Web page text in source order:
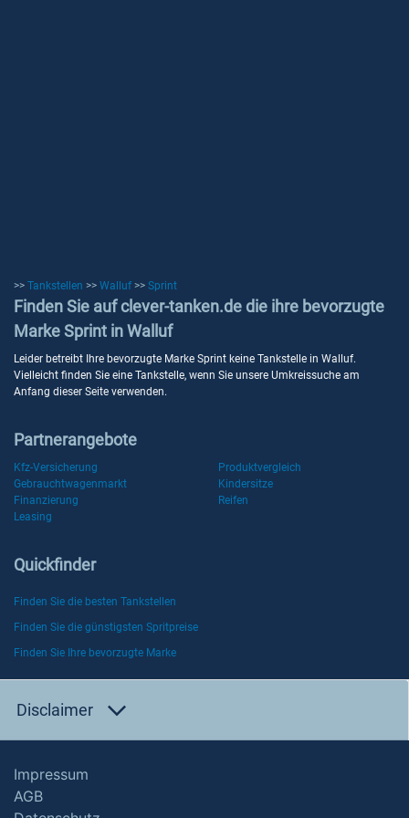
>> Tankstellen >> Walluf >> Sprint
Finden Sie auf clever-tanken.de die ihre bevorzugte
Marke Sprint in Walluf
Leider betreibt Ihre bevorzugte Marke Sprint keine Tankstelle in Walluf.
Vielleicht finden Sie eine Tankstelle, wenn Sie unsere Umkreissuche am
Anfang dieser Seite verwenden.
Partnerangebote
Kfz-Versicherung
Produktvergleich
Gebrauchtwagenmarkt
Kindersitze
Finanzierung
Reifen
Leasing
Quickfinder
Finden Sie die besten Tankstellen
Finden Sie die günstigsten Spritpreise
Finden Sie Ihre bevorzugte Marke
Disclaimer
Impressum
AGB